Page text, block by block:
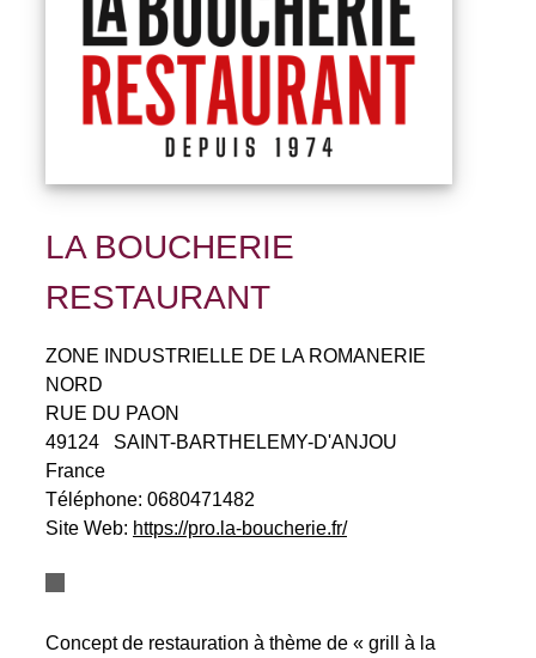
LA BOUCHERIE
RESTAURANT
ZONE INDUSTRIELLE DE LA ROMANERIE
NORD
RUE DU PAON
49124
SAINT-BARTHELEMY-D'ANJOU
France
Téléphone: 0680471482
Site Web: https://pro.la-boucherie.fr/
Concept de restauration à thème de « grill à la